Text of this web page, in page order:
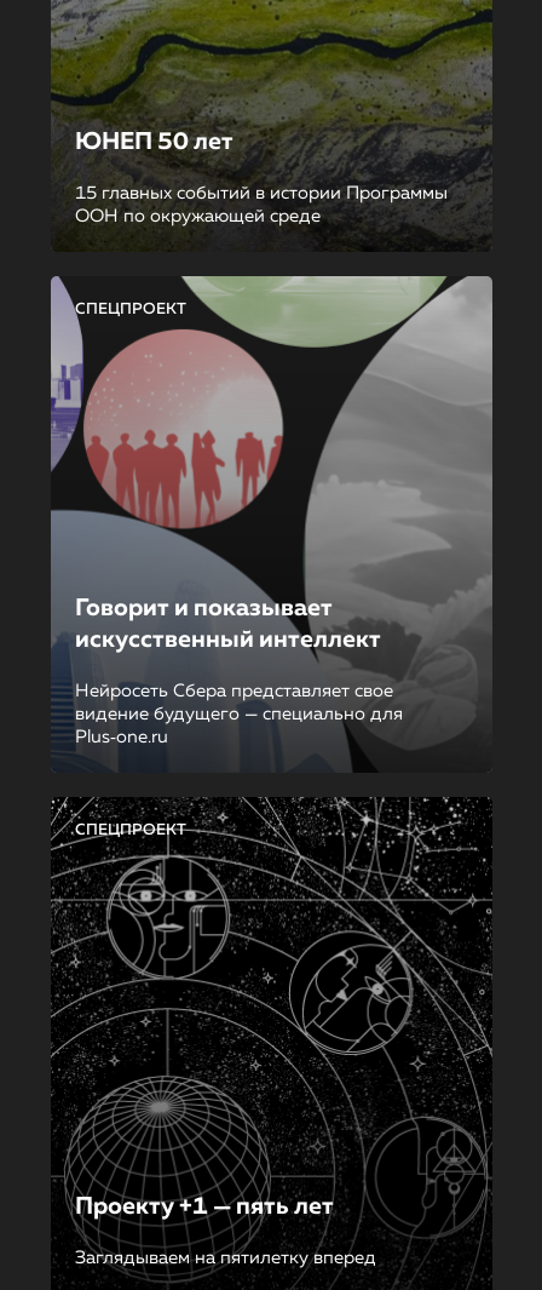
ЮНЕП 50 лет
15 главных событий в истории Программы
ООН по окружающей среде
СПЕЦПРОЕКТ
Говорит и показывает
искусственный интеллект
Нейросеть Сбера представляет свое
видение будущего — специально для
Plus‑one.ru
СПЕЦПРОЕКТ
Проекту +1 — пять лет
Заглядываем на пятилетку вперед